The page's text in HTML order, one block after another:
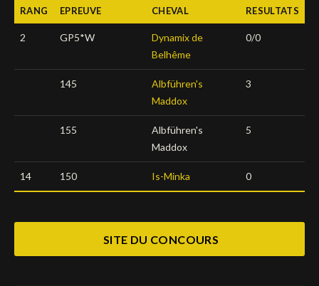
Deutsch
RANG EPREUVE CHEVAL RESULTATS
2 GP5*W
Dynamix de
Belhême
0/0
145
Albführen's
Maddox
3
155
Albführen's
Maddox
5
14 150 Is-Minka 0
SITE DU CONCOURS